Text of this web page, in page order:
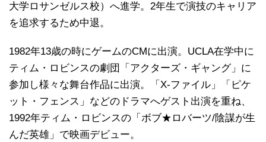
大学ロサンゼルス校）へ進学。2年生で演技のキャリア
を追求するため中退。
1982年13歳の時にゲームのCMに出演。UCLA在学中に
ティム・ロビンスの劇団「アクターズ・ギャング」に
参加し様々な舞台作品に出演。「X-ファイル」「ピケ
ット・フェンス」などのドラマへゲスト出演を重ね、
1992年ティム・ロビンスの「ボブ★ロバーツ/陰謀が生
んだ英雄」で映画デビュー。